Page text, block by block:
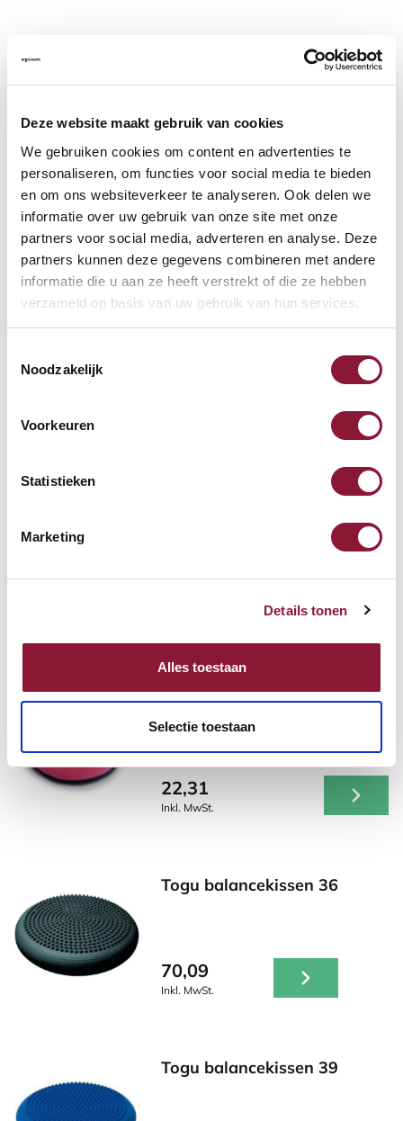
Deze website maakt gebruik van cookies
We gebruiken cookies om content en advertenties te
personaliseren, om functies voor social media te bieden
en om ons websiteverkeer te analyseren. Ook delen we
informatie over uw gebruik van onze site met onze
partners voor social media, adverteren en analyse. Deze
partners kunnen deze gegevens combineren met andere
informatie die u aan ze heeft verstrekt of die ze hebben
verzameld op basis van uw gebruik van hun services.
Noodzakelijk
Voorkeuren
Statistieken
Marketing
Details tonen
Alles toestaan
Selectie toestaan
Togu balancekissen 33
55,32
Inkl. MwSt.
SUN-FLEX Footrest Relax
ergonomische Fußstütze
106,51
SRM Evolution vertikale
Maus rechtshändig kabellos
Andere Produkte, die für Sie
möglicherweise interessant sind!
Hülle Togu Balancekissen 36
cm
22,31
Inkl. MwSt.
Togu balancekissen 36
70,09
Inkl. MwSt.
Togu balancekissen 39